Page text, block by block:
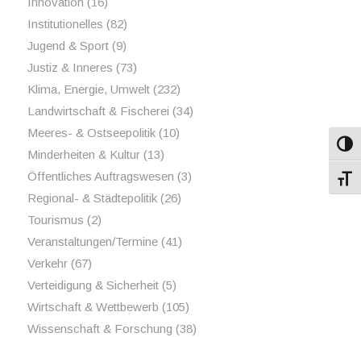
Institutionelles (82)
Jugend & Sport(9)
Justiz & Inneres (73)
Klima, Energie, Umwelt(232)
Landwirtschaft & Fischerei (34)
Meeres- & Ostseepolitik(10)
Minderheiten & Kultur(13)
Öffentliches Auftragswesen (3)
Regional- & Städtepolitik(26)
Tourismus (2)
Veranstaltungen/Termine(41)
Verkehr(67)
Verteidigung & Sicherheit(5)
Wirtschaft & Wettbewerb (105)
Wissenschaft & Forschung (38)